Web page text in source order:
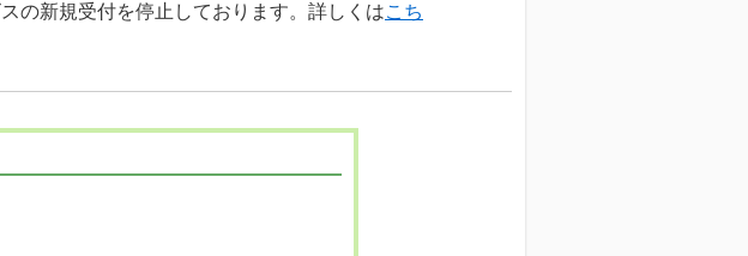
の新規受付を停止しております。詳しくはこち